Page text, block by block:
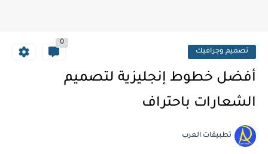
تصميم وجرافيك
0
أفضل خطوط إنجليزية لتصميم
الشعارات باحتراف
تطبيقات العرب